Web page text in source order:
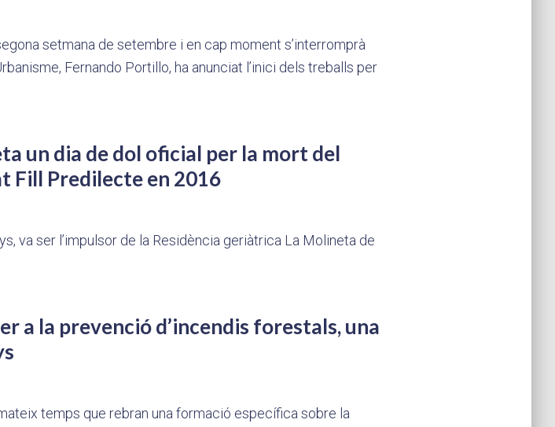
setmana de setembre i en cap moment s’interromprà
Fernando Portillo, ha anunciat l’inici dels treballs per
un dia de dol oficial per la mort del
Fill Predilecte en 2016
va ser l’impulsor de la Residència geriàtrica La Molineta de
a la prevenció d’incendis forestals, una
temps que rebran una formació específica sobre la